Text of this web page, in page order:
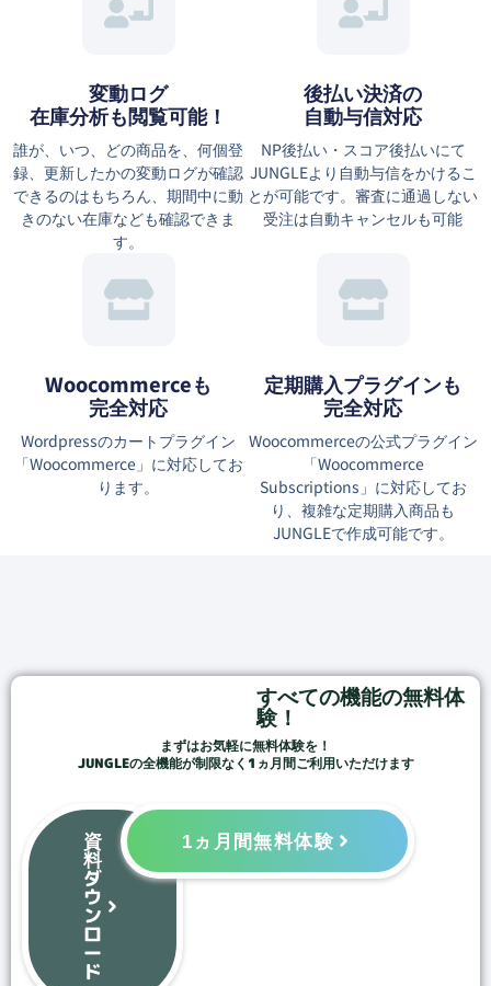
変動ログ
在庫分析も閲覧可能！
誰が、いつ、どの商品を、何個登
録、更新したかの変動ログが確認
できるのはもちろん、期間中に動
きのない在庫なども確認できま
す。
後払い決済の
自動与信対応
NP後払い・スコア後払いにて
JUNGLEより自動与信をかけるこ
とが可能です。審査に通過しない
受注は自動キャンセルも可能
Woocommerceも
完全対応
Wordpressのカートプラグイン
「Woocommerce」に対応してお
ります。
定期購入プラグインも
完全対応
Woocommerceの公式プラグイン
「Woocommerce
Subscriptions」に対応してお
り、複雑な定期購入商品も
JUNGLEで作成可能です。
すべての機能の無料体
験！
まずはお気軽に無料体験を！
JUNGLEの全機能が制限なく1ヵ月間ご利用いただけます
資
料
ダ
ウ
ン
ロ
ー
ド
1ヵ月間無料体験